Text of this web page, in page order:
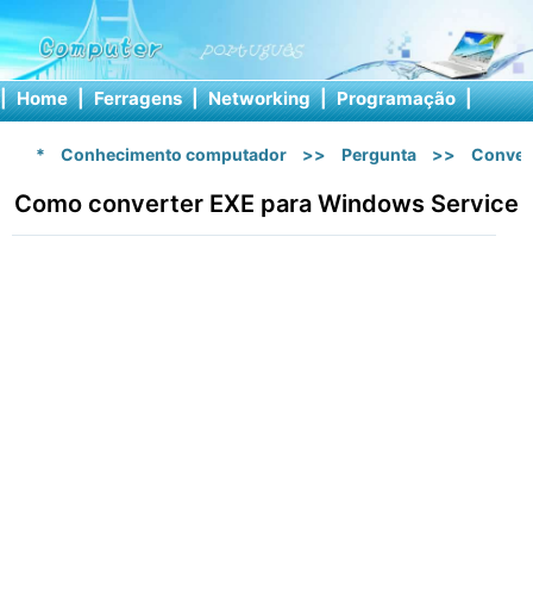
| Home | Ferragens | Networking | Programação |
* Conhecimento computador >> Pergunta >>
Como converter EXE para Windows Service